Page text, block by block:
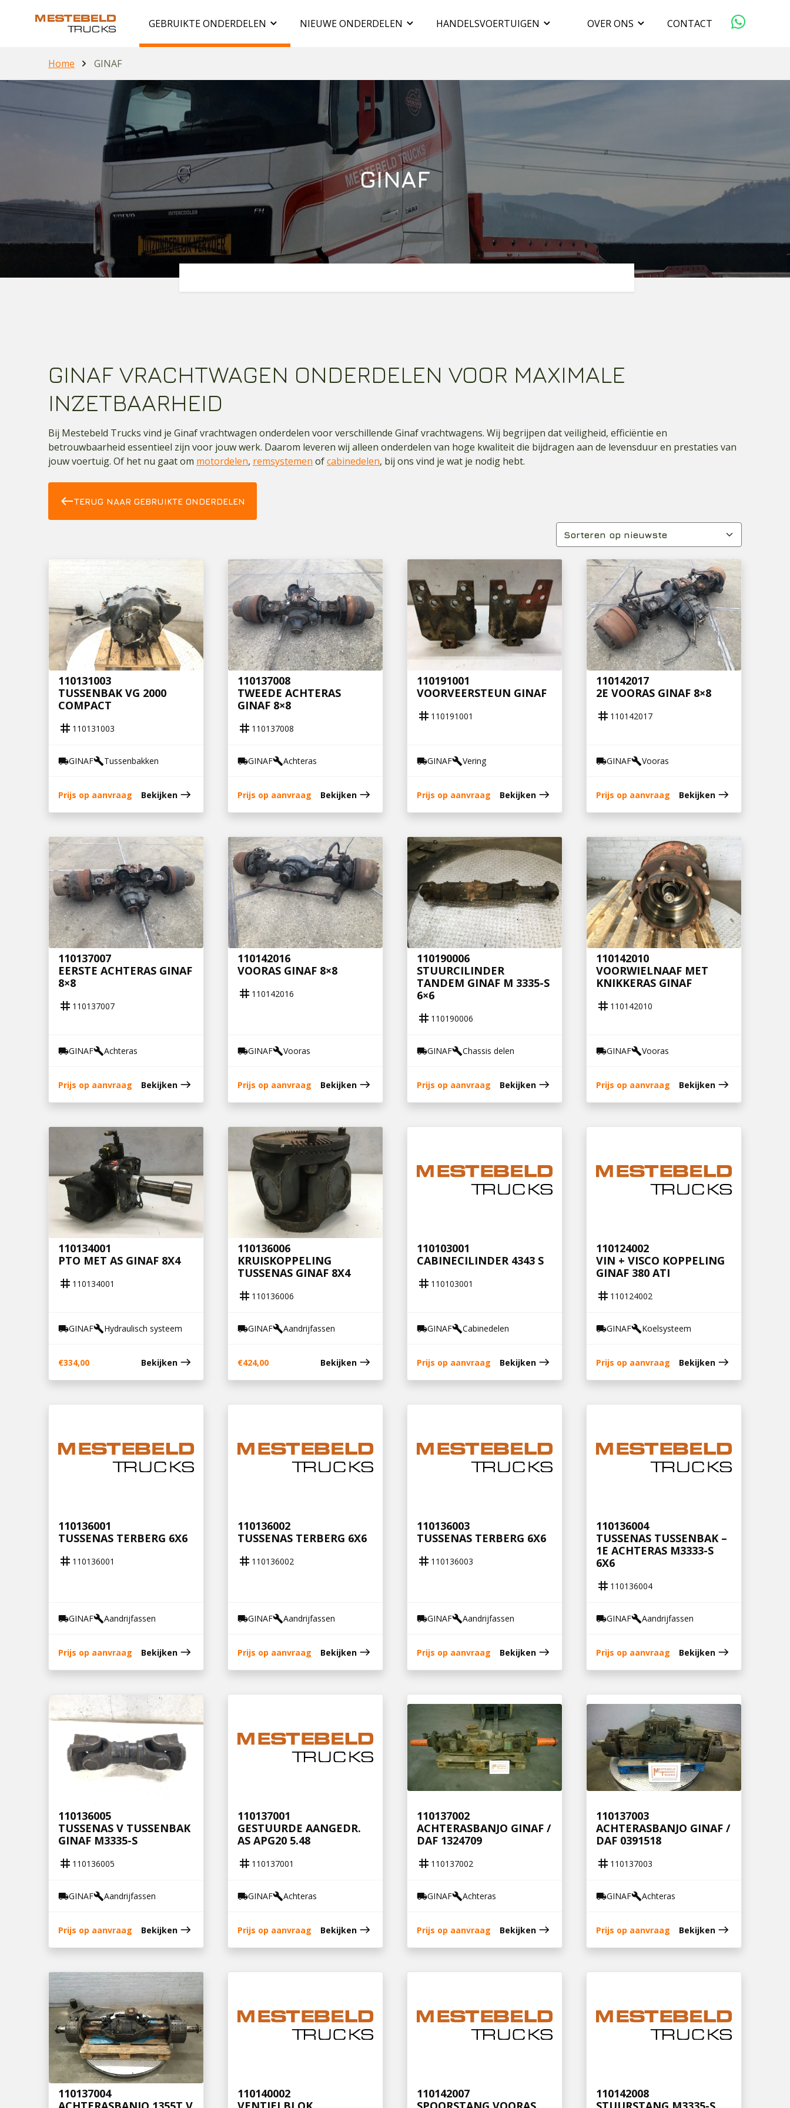
GEBRUIKTE ONDERDELEN NIEUWE ONDERDELEN HANDELSVOERTUIGEN OVER ONS
VERKOPEN
WERKEN BIJ
CONTACT
Home GINAF
GINAF
GINAF VRACHTWAGEN ONDERDELEN VOOR MAXIMALE
INZETBAARHEID
Bij Mestebeld Trucks vind je Ginaf vrachtwagen onderdelen voor verschillende Ginaf vrachtwagens. Wij begrijpen dat veiligheid, efficiëntie en
betrouwbaarheid essentieel zijn voor jouw werk. Daarom leveren wij alleen onderdelen van hoge kwaliteit die bijdragen aan de levensduur en prestaties van
jouw voertuig. Of het nu gaat om motordelen, remsystemen ofcabinedelen, bij ons vind je wat je nodig hebt.
westTERUG NAAR GEBRUIKTE ONDERDELEN
110131003
TUSSENBAK VG 2000
COMPACT
tag 110131003
local_shippingGINAFbuildTussenbakken
Prijs op aanvraag Bekijken east
110137008
TWEEDE ACHTERAS
GINAF 8×8
tag 110137008
local_shippingGINAFbuildAchteras
Prijs op aanvraag Bekijken east
110191001
VOORVEERSTEUN GINAF
tag 110191001
local_shippingGINAFbuildVering
Prijs op aanvraag Bekijken east
110142017
2E VOORAS GINAF 8×8
tag 110142017
local_shippingGINAFbuildVooras
Prijs op aanvraag Bekijken east
110137007
EERSTE ACHTERAS GINAF
8×8
tag 110137007
local_shippingGINAFbuildAchteras
Prijs op aanvraag Bekijken east
110142016
VOORAS GINAF 8×8
tag 110142016
local_shippingGINAFbuildVooras
Prijs op aanvraag Bekijken east
110190006
STUURCILINDER
TANDEM GINAF M 3335-S
6×6
tag 110190006
local_shippingGINAFbuildChassis delen
Prijs op aanvraag Bekijken east
110142010
VOORWIELNAAF MET
KNIKKERAS GINAF
tag 110142010
local_shippingGINAFbuildVooras
Prijs op aanvraag Bekijken east
110134001
PTO MET AS GINAF 8X4
tag 110134001
local_shippingGINAFbuildHydraulisch systeem
€334,00 Bekijken east
110136006
KRUISKOPPELING
TUSSENAS GINAF 8X4
tag 110136006
local_shippingGINAFbuildAandrijfassen
€424,00 Bekijken east
110103001
CABINECILINDER 4343 S
tag 110103001
local_shippingGINAFbuildCabinedelen
Prijs op aanvraag Bekijken east
110124002
VIN + VISCO KOPPELING
GINAF 380 ATI
tag 110124002
local_shippingGINAFbuildKoelsysteem
Prijs op aanvraag Bekijken east
110136001
TUSSENAS TERBERG 6X6
tag 110136001
local_shippingGINAFbuildAandrijfassen
Prijs op aanvraag Bekijken east
110136002
TUSSENAS TERBERG 6X6
tag 110136002
local_shippingGINAFbuildAandrijfassen
Prijs op aanvraag Bekijken east
110136003
TUSSENAS TERBERG 6X6
tag 110136003
local_shippingGINAFbuildAandrijfassen
Prijs op aanvraag Bekijken east
110136004
TUSSENAS TUSSENBAK –
1E ACHTERAS M3333-S
6X6
tag 110136004
local_shippingGINAFbuildAandrijfassen
Prijs op aanvraag Bekijken east
110136005
TUSSENAS V TUSSENBAK
GINAF M3335-S
tag 110136005
local_shippingGINAFbuildAandrijfassen
Prijs op aanvraag Bekijken east
110137001
GESTUURDE AANGEDR.
AS APG20 5.48
tag 110137001
local_shippingGINAFbuildAchteras
Prijs op aanvraag Bekijken east
110137002
ACHTERASBANJO GINAF /
DAF 1324709
tag 110137002
local_shippingGINAFbuildAchteras
Prijs op aanvraag Bekijken east
110137003
ACHTERASBANJO GINAF /
DAF 0391518
tag 110137003
local_shippingGINAFbuildAchteras
Prijs op aanvraag Bekijken east
110137004
110140002
110142007
110142008